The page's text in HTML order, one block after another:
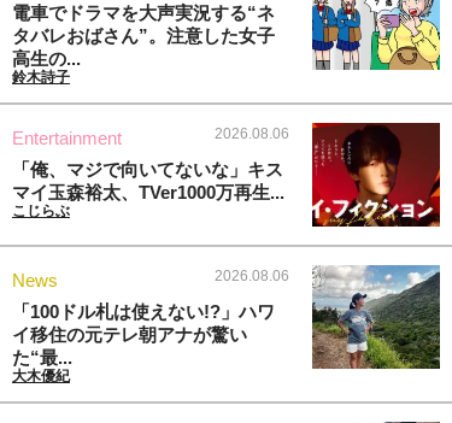
電車でドラマを大声実況する“ネ
タバレおばさん”。注意した女子
高生の...
鈴木詩子
Entertainment 2026.08.06
「俺、マジで向いてないな」キス
マイ玉森裕太、TVer1000万再生...
こじらぶ
News 2026.08.06
「100ドル札は使えない!?」ハワ
イ移住の元テレ朝アナが驚い
た“最...
大木優紀